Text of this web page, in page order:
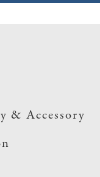
& Accessory